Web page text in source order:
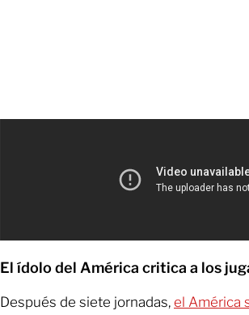
El ídolo del América critica a los
Después de siete jornadas, el América